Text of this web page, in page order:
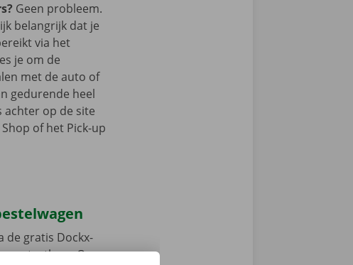
Geen probleem.
belangrijk dat je
via het
je om de
met de auto of
gedurende heel
op de site
of het Pick-up
de gratis Dockx-
contactloos. Open